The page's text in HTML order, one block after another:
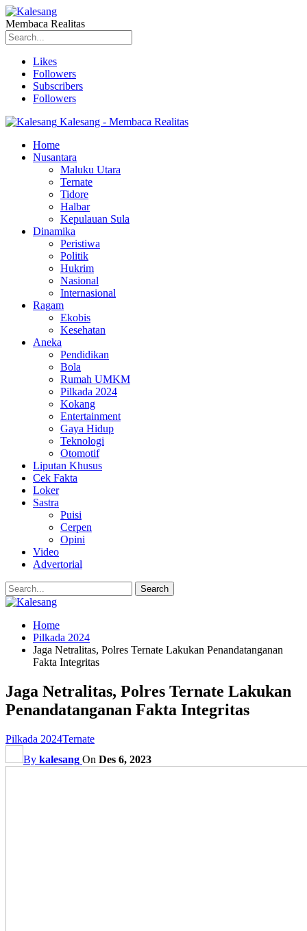
Membaca Realitas
Likes
Followers
Subscribers
Followers
Kalesang - Membaca Realitas
Home
Nusantara
Maluku Utara
Ternate
Tidore
Halbar
Kepulauan Sula
Dinamika
Peristiwa
Politik
Hukrim
Nasional
Internasional
Ragam
Ekobis
Kesehatan
Aneka
Pendidikan
Bola
Rumah UMKM
Pilkada 2024
Kokang
Entertainment
Gaya Hidup
Teknologi
Otomotif
Liputan Khusus
Cek Fakta
Loker
Sastra
Puisi
Cerpen
Opini
Video
Advertorial
Home
Pilkada 2024
Jaga Netralitas, Polres Ternate Lakukan Penandatanganan
Fakta Integritas
Jaga Netralitas, Polres Ternate Lakukan
Penandatanganan Fakta Integritas
Pilkada 2024Ternate
By kalesang On Des 6, 2023